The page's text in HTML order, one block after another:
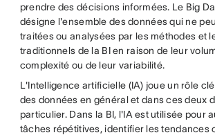
prendre des décisions informées. Le Big
désigne l'ensemble des données qui ne
traitées ou analysées par les méthodes et
traditionnels de la BI en raison de leur
complexité ou de leur variabilité.
L'Intelligence artificielle (IA) joue un rôle
des données en général et dans ces deux
particulier. Dans la BI, l'IA est utilisée pour
tâches répétitives, identifier les tendances